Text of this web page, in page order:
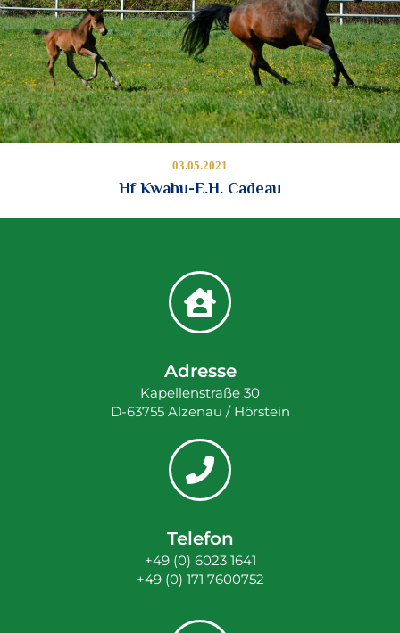
03.05.2021
Hf Kwahu-E.H. Cadeau
Adresse
Kapellenstraße 30
D-63755 Alzenau / Hörstein
Telefon
+49 (0) 6023 1641
+49 (0) 171 7600752